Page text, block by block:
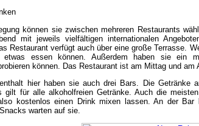
können sie zwischen mehreren Restaurants
mit jeweils vielfältigen internationalen
Restaurant verfügt auch über eine große Terrasse.
essen können. Außerdem haben sie ein
können. Das Restaurant ist am Mittag und
hier haben sie auch drei Bars. Die
gilt für alle alkoholfreien Getränke. Auch die
kostenlos einen Drink mixen lassen. An der
warten auf sie.